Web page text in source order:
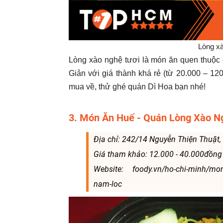
Lòng
Lòng xào nghệ tươi là món ăn quen
Giản với giá thành khá rẻ (từ 20.000 –
mua về, thử ghé quán Dì Hoa bạn nhé!
3. Món Ăn Huế - Quán Lòng Xào
Địa chỉ: 242/14 Nguyễn Thiện
Giá tham khảo: 12.000 - 40.000đồng
Website: foody.vn/ho-chi-minh/
nam-loc